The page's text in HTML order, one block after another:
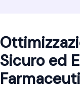
Sicuro ed